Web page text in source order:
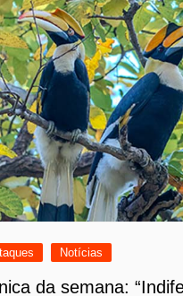
Notícias
da semana: